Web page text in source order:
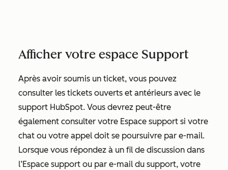
Afficher votre espace Support
Après avoir soumis un ticket, vous pouvez
consulter les tickets ouverts et antérieurs avec le
support HubSpot. Vous devrez peut-être
également consulter votre Espace support si votre
chat ou votre appel doit se poursuivre par e-mail.
Lorsque vous répondez à un fil de discussion dans
l’Espace support ou par e-mail du support, votre